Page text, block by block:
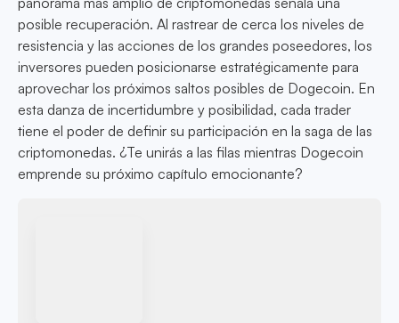
posible recuperación. Al rastrear de cerca los niveles de
resistencia y las acciones de los grandes poseedores, los
inversores pueden posicionarse estratégicamente para
aprovechar los próximos saltos posibles de Dogecoin. En
esta danza de incertidumbre y posibilidad, cada trader
tiene el poder de definir su participación en la saga de las
criptomonedas. ¿Te unirás a las filas mientras Dogecoin
emprende su próximo capítulo emocionante?